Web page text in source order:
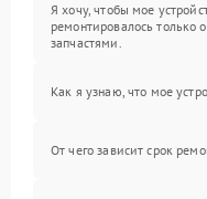
Я хочу, чтобы мое
ремонтировалось только
запчастями.
Как я узнаю, что мое
От чего зависит срок